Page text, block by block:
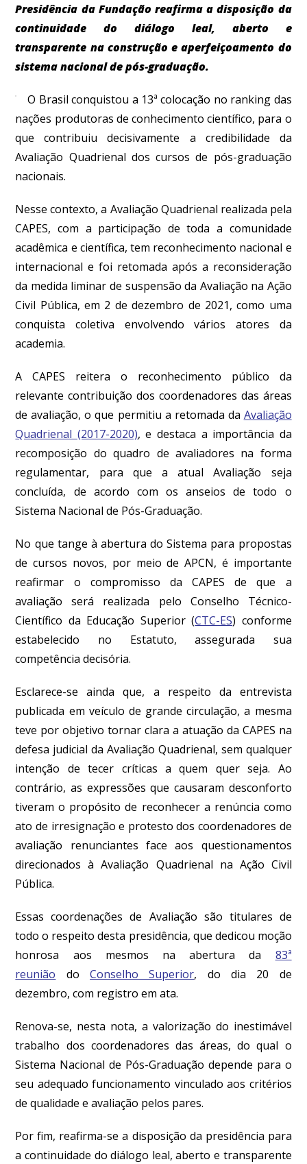
Presidência da Fundação reafirma a disposição da
continuidade do diálogo leal, aberto e
transparente na construção e aperfeiçoamento do
sistema nacional de pós-graduação.
O Brasil conquistou a 13ª colocação no ranking das
nações produtoras de conhecimento científico, para o
que contribuiu decisivamente a credibilidade da
Avaliação Quadrienal dos cursos de pós-graduação
nacionais.
Nesse contexto, a Avaliação Quadrienal realizada pela
CAPES, com a participação de toda a comunidade
acadêmica e científica, tem reconhecimento nacional e
internacional e foi retomada após a reconsideração
da medida liminar de suspensão da Avaliação na Ação
Civil Pública, em 2 de dezembro de 2021, como uma
conquista coletiva envolvendo vários atores da
academia.
A CAPES reitera o reconhecimento público da
relevante contribuição dos coordenadores das áreas
de avaliação, o que permitiu a retomada da Avaliação
Quadrienal (2017-2020), e destaca a importância da
recomposição do quadro de avaliadores na forma
regulamentar, para que a atual Avaliação seja
concluída, de acordo com os anseios de todo o
Sistema Nacional de Pós-Graduação.
No que tange à abertura do Sistema para propostas
de cursos novos, por meio de APCN, é importante
reafirmar o compromisso da CAPES de que a
avaliação será realizada pelo Conselho Técnico-
Científico da Educação Superior (CTC-ES) conforme
estabelecido no Estatuto, assegurada sua
competência decisória.
Esclarece-se ainda que, a respeito da entrevista
publicada em veículo de grande circulação, a mesma
teve por objetivo tornar clara a atuação da CAPES na
defesa judicial da Avaliação Quadrienal, sem qualquer
intenção de tecer críticas a quem quer seja. Ao
contrário, as expressões que causaram desconforto
tiveram o propósito de reconhecer a renúncia como
ato de irresignação e protesto dos coordenadores de
avaliação renunciantes face aos questionamentos
direcionados à Avaliação Quadrienal na Ação Civil
Pública.
Essas coordenações de Avaliação são titulares de
todo o respeito desta presidência, que dedicou moção
honrosa aos mesmos na abertura da 83ª
reunião doConselho Superior, do dia 20 de
dezembro, com registro em ata.
Renova-se, nesta nota, a valorização do inestimável
trabalho dos coordenadores das áreas, do qual o
Sistema Nacional de Pós-Graduação depende para o
seu adequado funcionamento vinculado aos critérios
de qualidade e avaliação pelos pares.
Por fim, reafirma-se a disposição da presidência para
a continuidade do diálogo leal, aberto e transparente